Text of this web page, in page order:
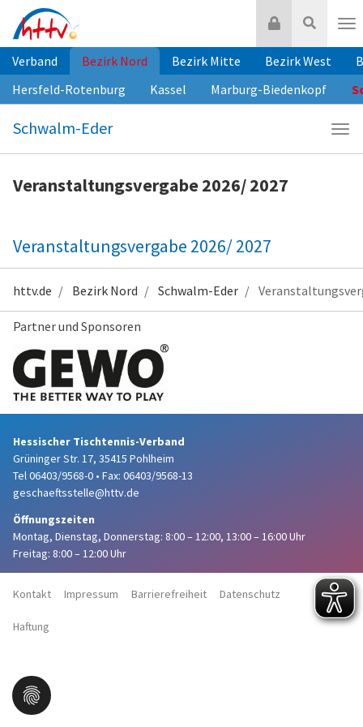
Inhalt
springen
Suche
Login
Verband Bezirk Nord Bezirk Mitte Bezirk West
Hersfeld-Rotenburg
Kassel Marburg-Biedenkopf
Schwalm-Eder
Veranstaltungsvergabe 2026/ 2027
Veranstaltungsvergabe 2026/ 2027
httv.de Bezirk Nord Schwalm-Eder
Partner und Sponsoren
Hessischer Tischtennis-Verband
Grüninger Str. 17, 35415 Pohlheim
Tel 06403/9568-0 • Fax: 06403/9568-13
geschaeftsstelle@httv.de
Öffnungszeiten
Montag, Dienstag, Donnerstag: 8:00 – 12:00, 13:00 – 16:00 Uhr
Freitag: 8:00 – 12:00 Uhr
Kontakt Impressum Barrierefreiheit Datenschutz
Haftung